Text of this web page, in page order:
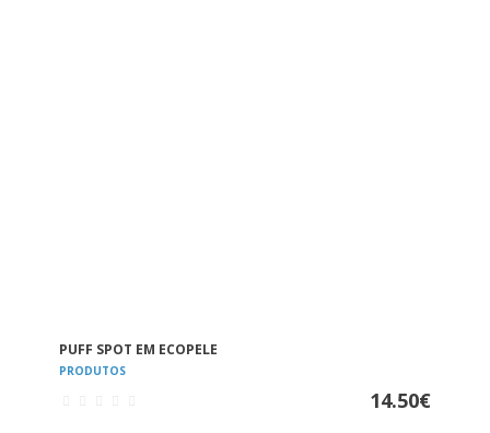
PUFF SPOT EM ECOPELE
PRODUTOS
14.50€